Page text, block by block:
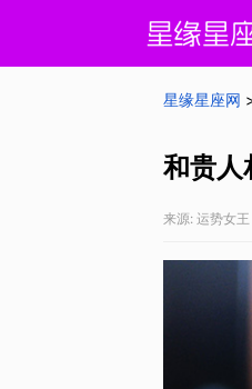
星缘星座网
和贵人
来源: 运势女王